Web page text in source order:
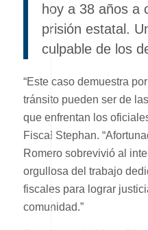
hoy a 38 años a
prisión estatal.
culpable de los
“Este caso demuestra
tránsito pueden ser de
que enfrentan los
Fiscal Stephan.
Romero sobrevivió al
orgullosa del trabajo
fiscales para lograr
comunidad.”